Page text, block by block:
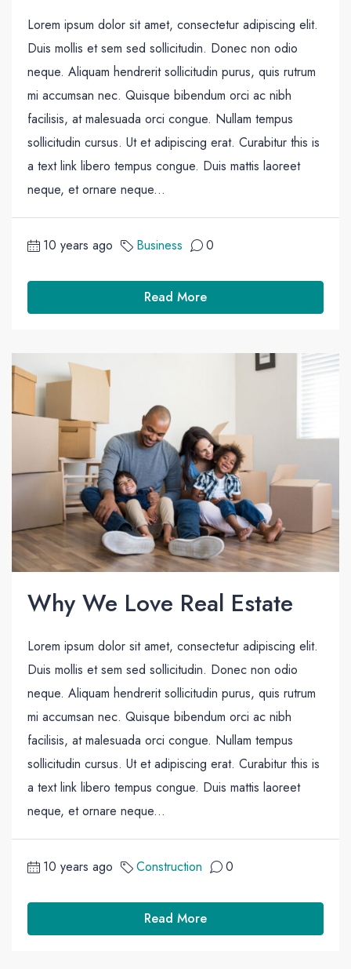
Lorem ipsum dolor sit amet, consectetur adipiscing elit.
Duis mollis et sem sed sollicitudin. Donec non odio
neque. Aliquam hendrerit sollicitudin purus, quis rutrum
mi accumsan nec. Quisque bibendum orci ac nibh
facilisis, at malesuada orci congue. Nullam tempus
sollicitudin cursus. Ut et adipiscing erat. Curabitur this is
a text link libero tempus congue. Duis mattis laoreet
neque, et ornare neque...
10 years ago Business 0
Read More
Why We Love Real Estate
Lorem ipsum dolor sit amet, consectetur adipiscing elit.
Duis mollis et sem sed sollicitudin. Donec non odio
neque. Aliquam hendrerit sollicitudin purus, quis rutrum
mi accumsan nec. Quisque bibendum orci ac nibh
facilisis, at malesuada orci congue. Nullam tempus
sollicitudin cursus. Ut et adipiscing erat. Curabitur this is
a text link libero tempus congue. Duis mattis laoreet
neque, et ornare neque...
10 years ago Construction 0
Read More